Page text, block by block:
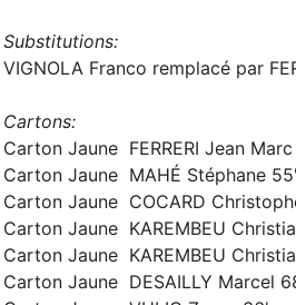
Substitutions:
VIGNOLA Franco remplacé par
Cartons:
Carton Jaune FERRERI Jean
Carton Jaune MAHÉ Stéphane 55'
Carton Jaune COCARD
Carton Jaune KAREMBEU
Carton Jaune KAREMBEU
Carton Jaune DESAILLY Marcel